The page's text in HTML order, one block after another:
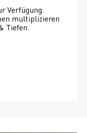
Verfügung.
multiplizieren
Tiefen.